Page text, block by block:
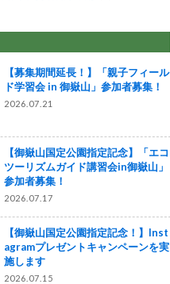
【募集期間延長！】「親子フィール
ド学習会 in 御嶽山」参加者募集！
2026.07.21
【御嶽山国定公園指定記念】「エコ
ツーリズムガイド講習会in御嶽山」
参加者募集！
2026.07.17
【御嶽山国定公園指定記念！】Inst
agramプレゼントキャンペーンを実
施します
2026.07.15